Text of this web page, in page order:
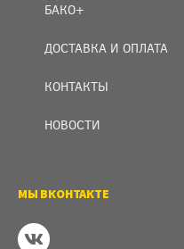
БАКО+
ДОСТАВКА И ОПЛАТА
КОНТАКТЫ
НОВОСТИ
МЫ ВКОНТАКТЕ